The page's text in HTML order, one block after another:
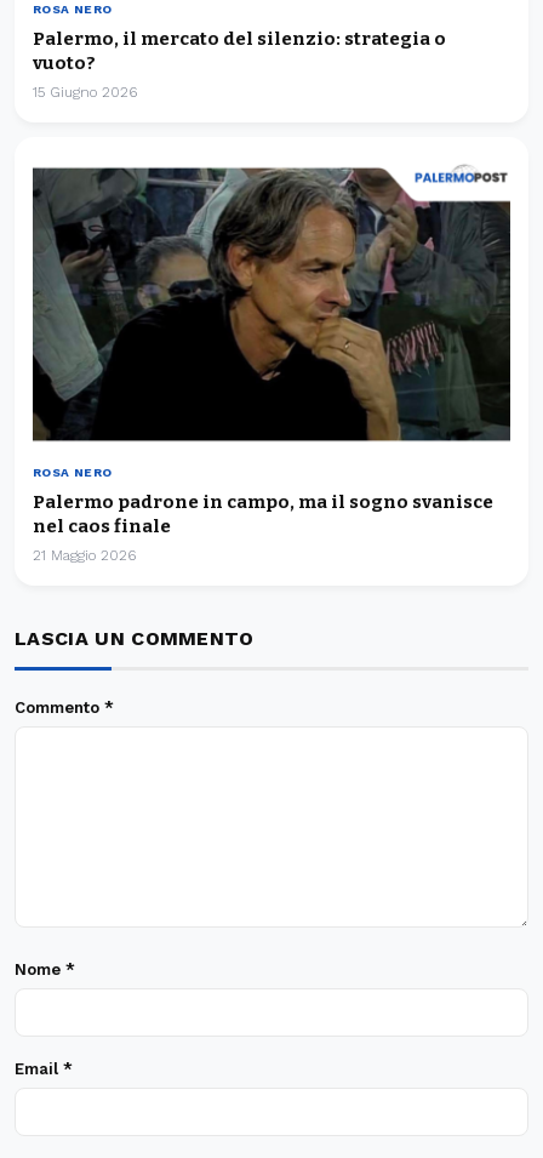
ROSA NERO
Palermo, il mercato del silenzio: strategia o
vuoto?
15 Giugno 2026
ROSA NERO
Palermo padrone in campo, ma il sogno svanisce
nel caos finale
21 Maggio 2026
LASCIA UN COMMENTO
Commento *
Nome *
Email *